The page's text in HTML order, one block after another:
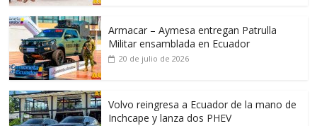
Armacar – Aymesa entregan Patrulla
Militar ensamblada en Ecuador
20 de julio de 2026
Volvo reingresa a Ecuador de la mano de
Inchcape y lanza dos PHEV